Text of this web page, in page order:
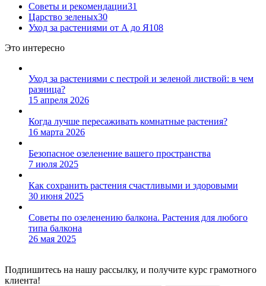
Советы и рекомендации31
Царство зеленых30
Уход за растениями от А до Я108
Это интересно
Уход за растениями с пестрой и зеленой листвой: в чем
разница?
15 апреля 2026
Когда лучше пересаживать комнатные растения?
16 марта 2026
Безопасное озеленение вашего пространства
7 июля 2025
Как сохранить растения счастливыми и здоровыми
30 июня 2025
Советы по озеленению балкона. Растения для любого
типа балкона
26 мая 2025
Подпишитесь на нашу рассылку, и получите курс грамотного
клиента!